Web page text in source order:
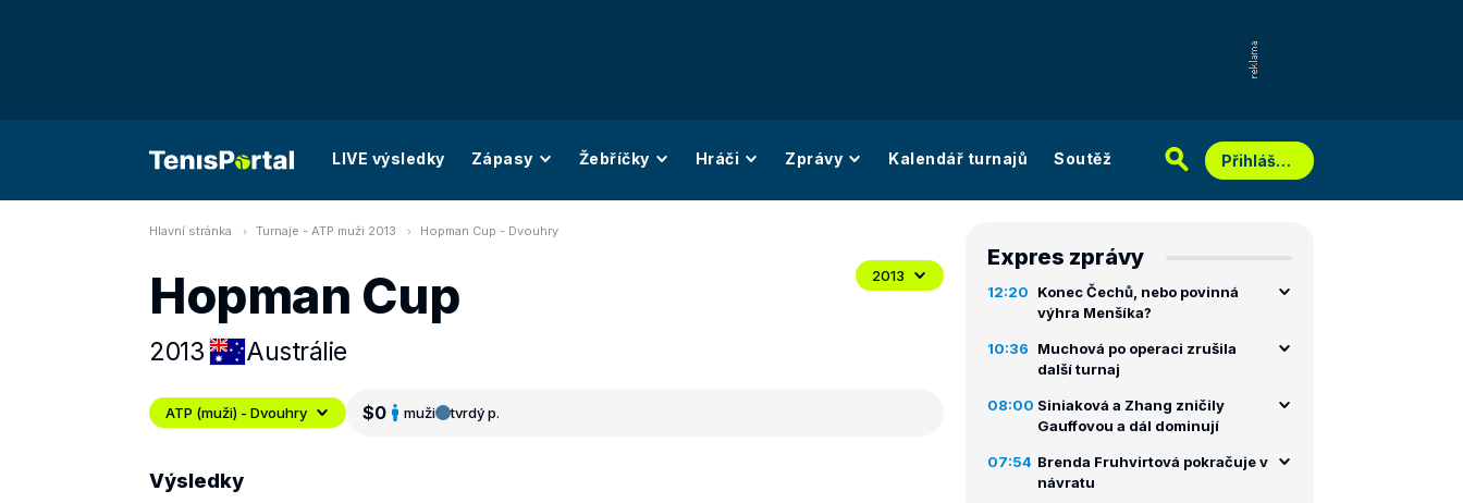
LIVE výsledky Zápasy Žebříčky Hráči Zprávy Kalendář turnajů Soutěž Přihlášení
Hlavní stránka Turnaje - ATP muži 2013 Hopman Cup - Dvouhry
Hopman Cup
2013 Austrálie
2013
ATP (muži) - Dvouhry $0 muži tvrdý p.
Výsledky
Expres zprávy
12:20
Konec Čechů, nebo povinná
výhra Menšíka?
10:36
Muchová po operaci zrušila
další turnaj
08:00 Siniaková a Zhang zničily
Gauffovou a dál dominují
07:54 Brenda Fruhvirtová pokračuje v
návratu